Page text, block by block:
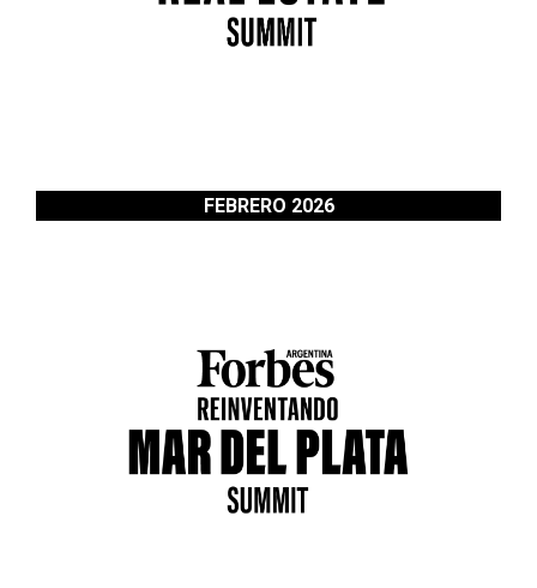
FEBRERO 2026